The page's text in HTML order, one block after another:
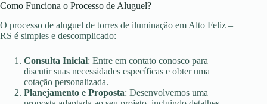
Como Funciona o Processo de Aluguel?
O processo de aluguel de torres de iluminação em Alto Feliz –
RS é simples e descomplicado:
Consulta Inicial: Entre em contato conosco para
discutir suas necessidades específicas e obter uma
cotação personalizada.
Planejamento e Proposta: Desenvolvemos uma